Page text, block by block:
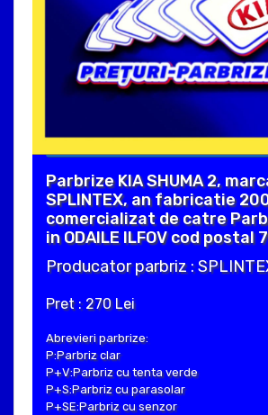
Parbrize KIA SHUMA 2,
SPLINTEX, an fabricatie
comercializat de catre
in ODAILE ILFOV cod postal
Producator parbriz :
Pret : 270 Lei
Abrevieri parbrize:
P:Parbriz clar
P+V:Parbriz cu tenta verde
P+S:Parbriz cu parasolar
P+SE:Parbriz cu senzor